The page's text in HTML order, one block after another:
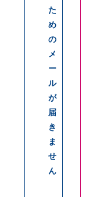
た
め
の
メ
ー
ル
が
届
き
ま
せ
ん